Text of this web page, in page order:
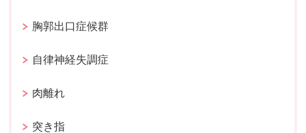
胸郭出口症候群
自律神経失調症
肉離れ
突き指